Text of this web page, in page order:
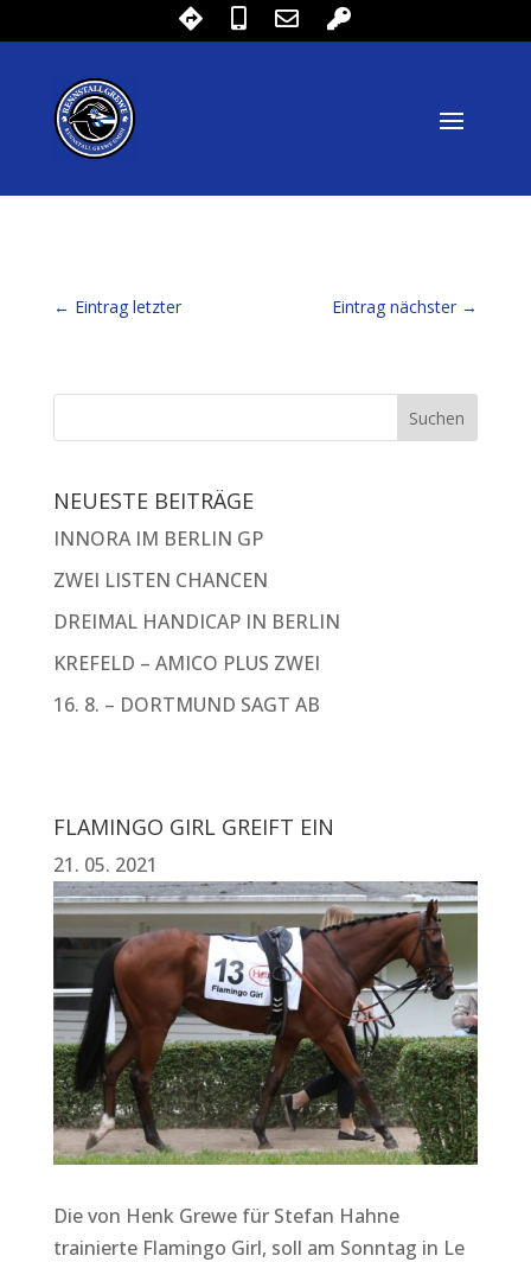
← Eintrag letzter Eintrag nächster →
NEUESTE BEITRÄGE
INNORA IM BERLIN GP
ZWEI LISTEN CHANCEN
DREIMAL HANDICAP IN BERLIN
KREFELD – AMICO PLUS ZWEI
16. 8. – DORTMUND SAGT AB
FLAMINGO GIRL GREIFT EIN
21. 05. 2021
Die von Henk Grewe für Stefan Hahne
trainierte Flamingo Girl, soll am Sonntag in Le